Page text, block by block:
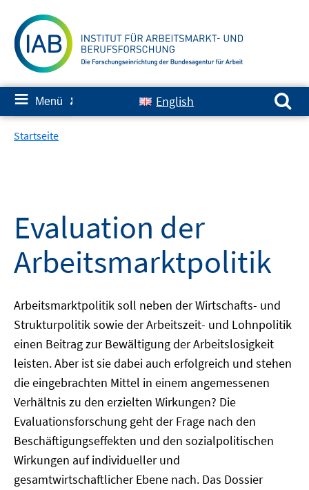
zum
Inhalt
≡ Menü ✘ English
Suchen nach:
Startseite
Evaluation der
Arbeitsmarktpolitik
Arbeitsmarktpolitik soll neben der Wirtschafts- und
Strukturpolitik sowie der Arbeitszeit- und Lohnpolitik
einen Beitrag zur Bewältigung der Arbeitslosigkeit
leisten. Aber ist sie dabei auch erfolgreich und stehen
die eingebrachten Mittel in einem angemessenen
Verhältnis zu den erzielten Wirkungen? Die
Evaluationsforschung geht der Frage nach den
Beschäftigungseffekten und den sozialpolitischen
Wirkungen auf individueller und
gesamtwirtschaftlicher Ebene nach. Das Dossier